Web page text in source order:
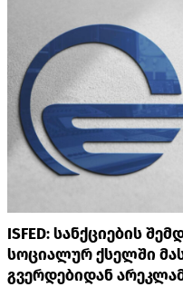
ISFED: სანქციების
სოციალურ ქსელში
გვერდებიდან